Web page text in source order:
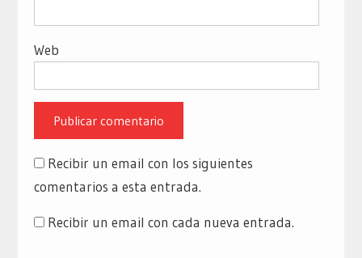
Web
Recibir un email con los siguientes
comentarios a esta entrada.
Recibir un email con cada nueva entrada.